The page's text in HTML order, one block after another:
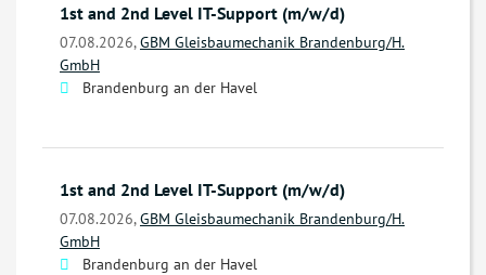
1st and 2nd Level IT-Support (m/w/d)
07.08.2026,GBM Gleisbaumechanik Brandenburg/H.
GmbH
Brandenburg an der Havel
1st and 2nd Level IT-Support (m/w/d)
07.08.2026,GBM Gleisbaumechanik Brandenburg/H.
GmbH
Brandenburg an der Havel